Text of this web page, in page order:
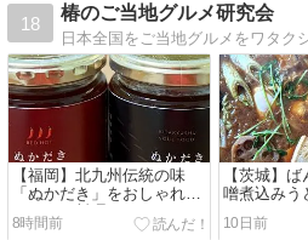
18
椿のご当地グルメ研究会
【福岡】北九州伝統の味
「ぬかだき」をおしゃれに
アレンジ料理
8時間前
【茨城】
噌煮込みう
10日前